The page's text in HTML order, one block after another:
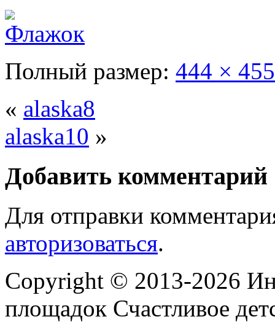
Полный размер: 444 × 455
« alaska8
alaska10 »
Добавить комментарий
Для отправки
авторизоваться.
Copyright © 2013-2026
площадок Счастливое